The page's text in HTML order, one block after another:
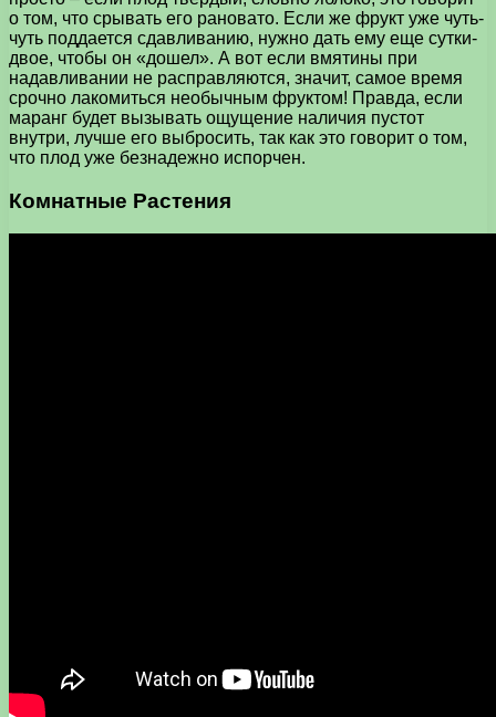
о том, что срывать его рановато. Если же фрукт уже чуть-
чуть поддается сдавливанию, нужно дать ему еще сутки-
двое, чтобы он «дошел». А вот если вмятины при
надавливании не расправляются, значит, самое время
срочно лакомиться необычным фруктом! Правда, если
маранг будет вызывать ощущение наличия пустот
внутри, лучше его выбросить, так как это говорит о том,
что плод уже безнадежно испорчен.
Комнатные Растения